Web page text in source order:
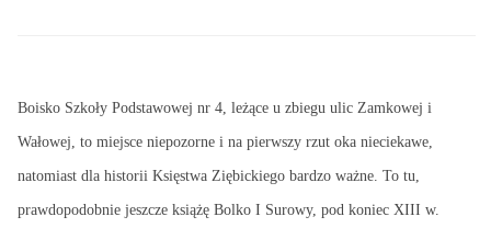
Boisko Szkoły Podstawowej nr 4, leżące u zbiegu ulic Zamkowej i
Wałowej, to miejsce niepozorne i na pierwszy rzut oka nieciekawe,
natomiast dla historii Księstwa Ziębickiego bardzo ważne. To tu,
prawdopodobnie jeszcze książę Bolko I Surowy, pod koniec XIII w.